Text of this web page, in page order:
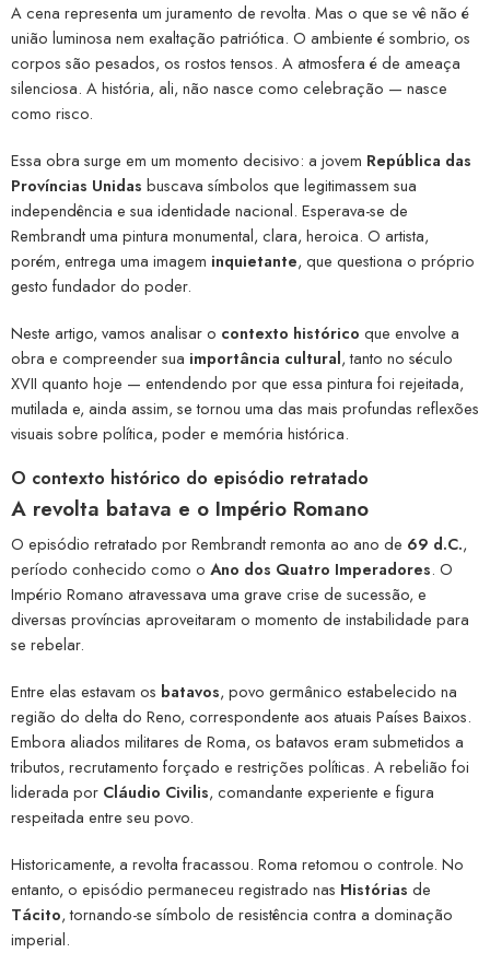
A cena representa um juramento de revolta. Mas o que se vê não é
união luminosa nem exaltação patriótica. O ambiente é sombrio, os
corpos são pesados, os rostos tensos. A atmosfera é de ameaça
silenciosa. A história, ali, não nasce como celebração — nasce
como risco.
Essa obra surge em um momento decisivo: a jovem República das
Províncias Unidas buscava símbolos que legitimassem sua
independência e sua identidade nacional. Esperava-se de
Rembrandt uma pintura monumental, clara, heroica. O artista,
porém, entrega uma imagem inquietante, que questiona o próprio
gesto fundador do poder.
Neste artigo, vamos analisar o contexto histórico que envolve a
obra e compreender sua importância cultural, tanto no século
XVII quanto hoje — entendendo por que essa pintura foi rejeitada,
mutilada e, ainda assim, se tornou uma das mais profundas reflexões
visuais sobre política, poder e memória histórica.
O contexto histórico do episódio retratado
A revolta batava e o Império Romano
O episódio retratado por Rembrandt remonta ao ano de 69 d.C.,
período conhecido como o Ano dos Quatro Imperadores. O
Império Romano atravessava uma grave crise de sucessão, e
diversas províncias aproveitaram o momento de instabilidade para
se rebelar.
Entre elas estavam os batavos, povo germânico estabelecido na
região do delta do Reno, correspondente aos atuais Países Baixos.
Embora aliados militares de Roma, os batavos eram submetidos a
tributos, recrutamento forçado e restrições políticas. A rebelião foi
liderada por Cláudio Civilis, comandante experiente e figura
respeitada entre seu povo.
Historicamente, a revolta fracassou. Roma retomou o controle. No
entanto, o episódio permaneceu registrado nas Histórias de
Tácito, tornando-se símbolo de resistência contra a dominação
imperial.